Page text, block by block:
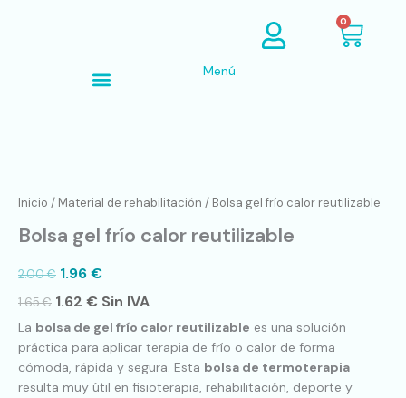
0
Cart
Menú
Inicio / Material de rehabilitación / Bolsa gel frío calor reutilizable
Bolsa gel frío calor reutilizable
2.00€ 1.96€
1.65€ 1.62 € Sin IVA
La bolsa de gel frío calor reutilizable es una solución
práctica para aplicar terapia de frío o calor de forma
cómoda, rápida y segura. Esta bolsa de termoterapia
resulta muy útil en fisioterapia, rehabilitación, deporte y
calor
reutilizable